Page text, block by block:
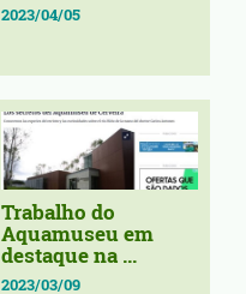
2023/04/05
Trabalho do
Aquamuseu em
destaque na ...
2023/03/09